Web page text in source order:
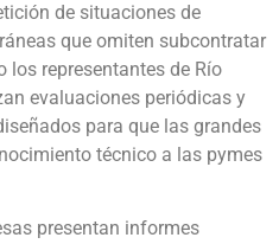
de situaciones de
que omiten subcontratar
los representantes de Río
evaluaciones periódicas y
para que las grandes
técnico a las pymes
presentan informes